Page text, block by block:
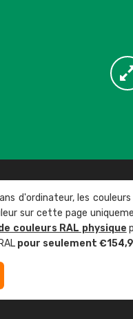
d'ordinateur, les
sur cette page
couleurs RAL physique
pour seulement